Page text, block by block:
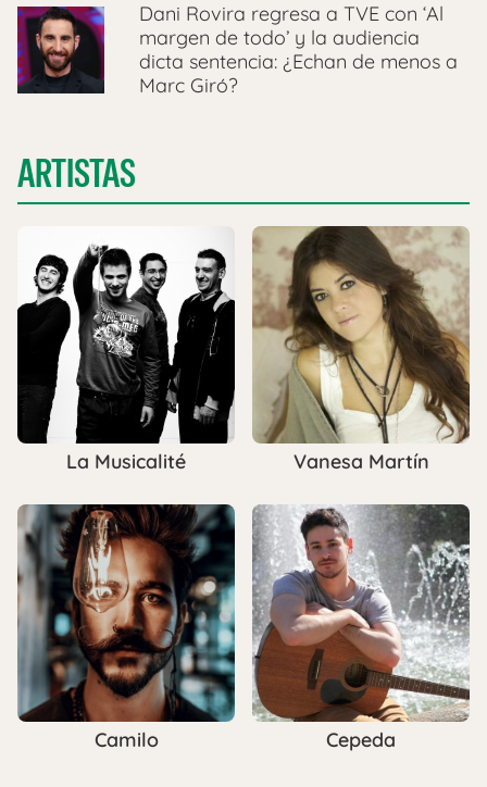
Dani Rovira regresa a TVE con ‘Al
margen de todo’ y la audiencia
dicta sentencia: ¿Echan de menos a
Marc Giró?
ARTISTAS
La Musicalité Vanesa Martín
Camilo Cepeda